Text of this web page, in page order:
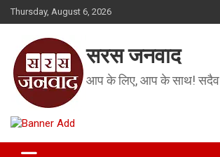
Skip
to
Thursday, August 6, 2026
सरस जनवाद
आप के लिए, आप के साथ! सदैव